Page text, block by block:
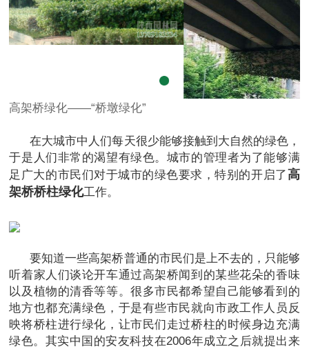
高架桥绿化——“桥墩绿化”
在大城市中人们每天很少能够接触到大自然的绿色，
于是人们非常的渴望有绿色。城市的管理者为了能够满
足广大的市民们对于城市的绿色要求，特别的开启了高
架桥桥柱绿化工作。
要知道一些高架桥普通的市民们是上不去的，只能够
听着家人们谈论开车通过高架桥闻到的某些花朵的香味
以及植物的清香等等。很多市民都希望自己能够看到的
地方也都充满绿色，于是有些市民就向市政工作人员反
映将桥柱进行绿化，让市民们走过桥柱的时候身边充满
绿色。其实中国的安友科技在2006年成立之后就提出来